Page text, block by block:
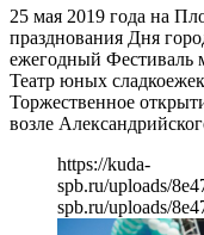
25 мая 2019 года на
празднования Дня
ежегодный Фестиваль
Театр юных
Торжественное
возле
https://kuda-
spb.ru/uploads/
spb.ru/uploads/